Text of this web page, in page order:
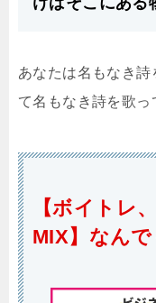
あなたは名もなき
て名もなき詩を歌っ
【ボイトレ
MIX】なん